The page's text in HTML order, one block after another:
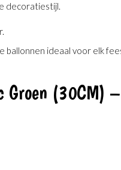
decoratiestijl.
ballonnen ideaal voor elk
Groen (30CM)